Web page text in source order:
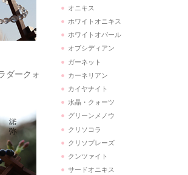
ダークォ
オニキス
ホワイトオニキス
ホワイトオパール
オブシディアン
ガーネット
カーネリアン
カイヤナイト
水晶・クォーツ
グリーンメノウ
クリソコラ
クリソプレーズ
クンツァイト
サードオニキス